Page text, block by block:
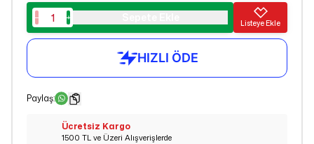
Listeye Ekle
Paylaş:
Ücretsiz Kargo
1500 TL ve Üzeri Alışverişlerde